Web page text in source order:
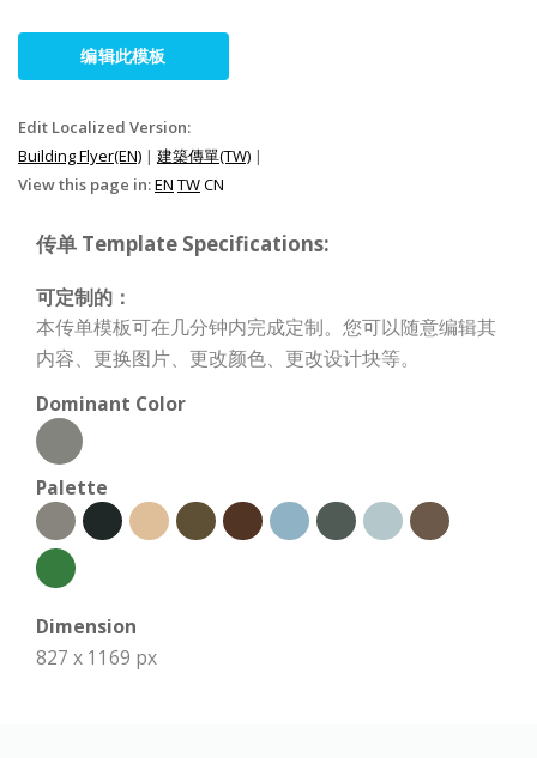
编辑此模板
Edit Localized Version:
Building Flyer(EN) | 建築傳單(TW) |
View this page in:EN TWCN
传单 Template Specifications:
可定制的：
本传单模板可在几分钟内完成定制。您可以随意编辑其
内容、更换图片、更改颜色、更改设计块等。
Dominant Color
Palette
Dimension
827 x 1169 px